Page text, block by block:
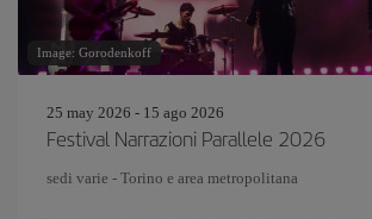
Image: Gorodenkoff
25 may 2026 - 15 ago 2026
Festival Narrazioni Parallele 2026
sedi varie - Torino e area metropolitana